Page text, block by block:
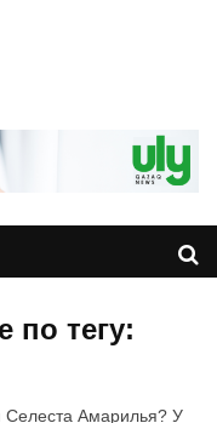
по тегу:
Амарилья? У